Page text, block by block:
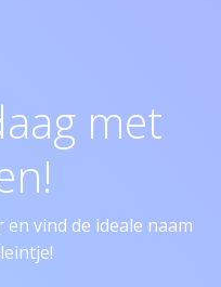
met
vind de ideale naam